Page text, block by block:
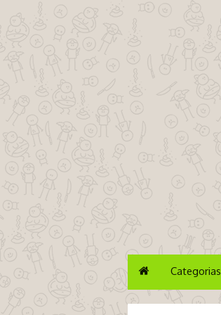
Categorias